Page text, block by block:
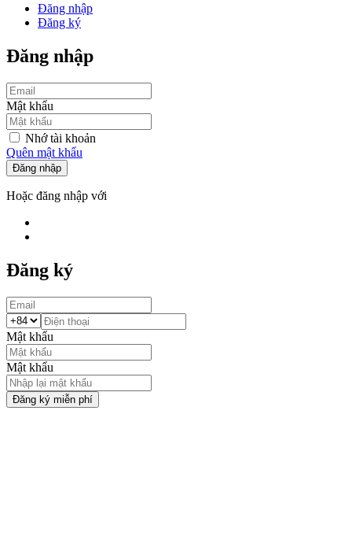
Đăng nhập
Đăng ký
Đăng nhập
Mật khẩu
Nhớ tài khoản
Quên mật khẩu
Đăng nhập
Hoặc đăng nhập với
Đăng ký
Mật khẩu
Mật khẩu
Đăng ký miễn phí